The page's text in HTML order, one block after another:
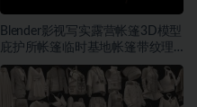
Blender影视写实露营帐篷3D模型
庇护所帐篷临时基地帐篷带纹理
贴图